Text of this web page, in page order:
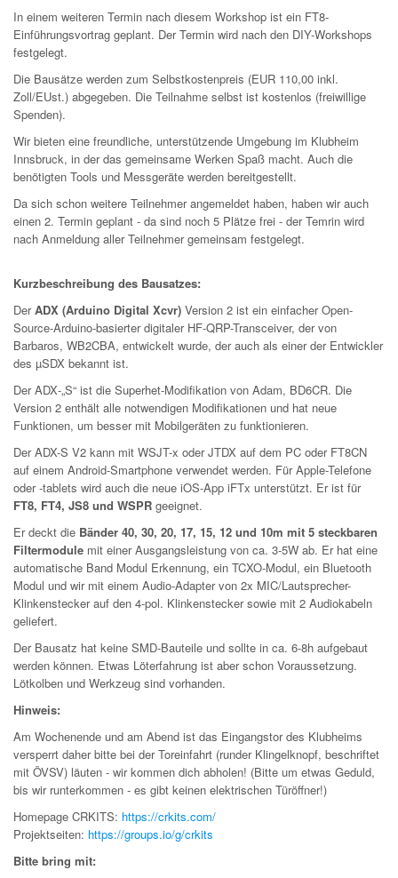
In einem weiteren Termin nach diesem Workshop ist ein FT8-
Einführungsvortrag geplant. Der Termin wird nach den DIY-Workshops
festgelegt.
Die Bausätze werden zum Selbstkostenpreis (EUR 110,00 inkl.
Zoll/EUst.) abgegeben. Die Teilnahme selbst ist kostenlos (freiwillige
Spenden).
Wir bieten eine freundliche, unterstützende Umgebung im Klubheim
Innsbruck, in der das gemeinsame Werken Spaß macht. Auch die
benötigten Tools und Messgeräte werden bereitgestellt.
Da sich schon weitere Teilnehmer angemeldet haben, haben wir auch
einen 2. Termin geplant - da sind noch 5 Plätze frei - der Temrin wird
nach Anmeldung aller Teilnehmer gemeinsam festgelegt.
Kurzbeschreibung des Bausatzes:
DerADX (Arduino Digital Xcvr) Version 2 ist ein einfacher Open-
Source-Arduino-basierter digitaler HF-QRP-Transceiver, der von
Barbaros, WB2CBA, entwickelt wurde, der auch als einer der Entwickler
des µSDX bekannt ist.
Der ADX‑„S“ ist die Superhet-Modifikation von Adam, BD6CR. Die
Version 2 enthält alle notwendigen Modifikationen und hat neue
Funktionen, um besser mit Mobilgeräten zu funktionieren.
Der ADX-S V2 kann mit WSJT-x oder JTDX auf dem PC oder FT8CN
auf einem Android-Smartphone verwendet werden. Für Apple-Telefone
oder -tablets wird auch die neue iOS-App iFTx unterstützt. Er ist für
FT8, FT4, JS8 und WSPR geeignet.
Er deckt die Bänder 40, 30, 20, 17, 15, 12 und 10m mit 5 steckbaren
Filtermodule mit einer Ausgangsleistung von ca. 3-5W ab. Er hat eine
automatische Band Modul Erkennung, ein TCXO-Modul, ein Bluetooth
Modul und wir mit einem Audio-Adapter von 2x MIC/Lautsprecher-
Klinkenstecker auf den 4-pol. Klinkenstecker sowie mit 2 Audiokabeln
geliefert.
Der Bausatz hat keine SMD-Bauteile und sollte in ca. 6-8h aufgebaut
werden können. Etwas Löterfahrung ist aber schon Voraussetzung.
Lötkolben und Werkzeug sind vorhanden.
Hinweis:
Am Wochenende und am Abend ist das Eingangstor des Klubheims
versperrt daher bitte bei der Toreinfahrt (runder Klingelknopf, beschriftet
mit ÖVSV) läuten - wir kommen dich abholen! (Bitte um etwas Geduld,
bis wir runterkommen - es gibt keinen elektrischen Türöffner!)
Homepage CRKITS: https://crkits.com/
Projektseiten: https://groups.io/g/crkits
Bitte bring mit: